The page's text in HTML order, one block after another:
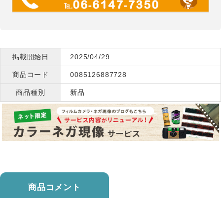
掲載開始日 2025/04/29
商品コード 0085126887728
商品種別 新品
商品コメント